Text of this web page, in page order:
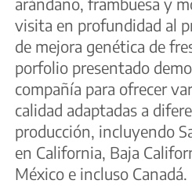
visita en profundidad al
de mejora genética de
porfolio presentado
compañía para ofrecer
calidad adaptadas a
producción, incluyendo
en California, Baja
México e incluso Canadá.